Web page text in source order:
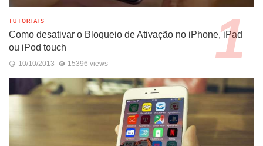
TUTORIAIS
Como desativar o Bloqueio de Ativação no iPhone, iPad
ou iPod touch
10/10/2013 15396 views